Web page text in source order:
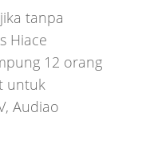
tanpa
Hiace
12 orang
untuk
Audiao